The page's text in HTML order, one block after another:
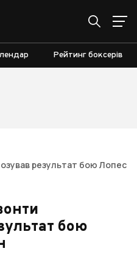
Рейтинг боксерів
результат бою Лопес
бою